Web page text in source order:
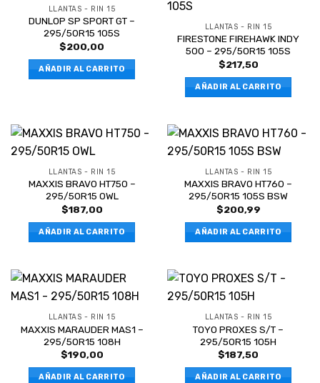
LLANTAS - RIN 15
DUNLOP SP SPORT GT –
295/50R15 105S
$200,00
AÑADIR AL CARRITO
LLANTAS - RIN 15
FIRESTONE FIREHAWK INDY
500 – 295/50R15 105S
$217,50
AÑADIR AL CARRITO
LLANTAS - RIN 15
MAXXIS BRAVO HT750 –
295/50R15 OWL
$187,00
AÑADIR AL CARRITO
LLANTAS - RIN 15
MAXXIS BRAVO HT760 –
295/50R15 105S BSW
$200,99
AÑADIR AL CARRITO
LLANTAS - RIN 15
MAXXIS MARAUDER MAS1 –
295/50R15 108H
$190,00
AÑADIR AL CARRITO
LLANTAS - RIN 15
TOYO PROXES S/T –
295/50R15 105H
$187,50
AÑADIR AL CARRITO